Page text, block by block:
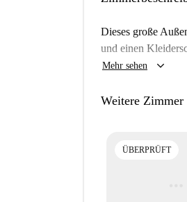
mediterraner
das lebendige
zum Genießen und
Dieses große
und einen
Mehr sehen keyboard_arrow_down
Weitere Zimmer
ÜBERPRÜFT